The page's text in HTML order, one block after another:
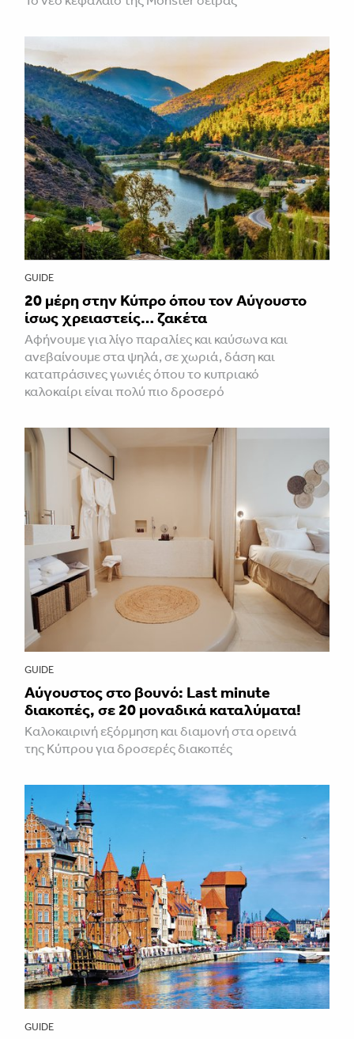
GUIDE
20 μέρη στην Κύπρο όπου τον Αύγουστο
ίσως χρειαστείς… ζακέτα
Αφήνουμε για λίγο παραλίες και καύσωνα και
ανεβαίνουμε στα ψηλά, σε χωριά, δάση και
καταπράσινες γωνιές όπου το κυπριακό
καλοκαίρι είναι πολύ πιο δροσερό
GUIDE
Aύγουστος στο βουνό: Last minute
διακοπές, σε 20 μοναδικά καταλύματα!
Καλοκαιρινή εξόρμηση και διαμονή στα ορεινά
της Κύπρου για δροσερές διακοπές
GUIDE